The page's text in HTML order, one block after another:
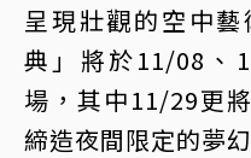
呈現壯觀的空中
典」將於11/08、
場，其中11/29更
締造夜間限定的夢